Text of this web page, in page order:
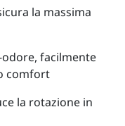
la massima
facilmente
comfort
la rotazione in